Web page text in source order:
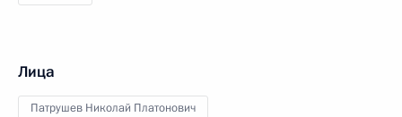
Лица
Патрушев Николай Платонович